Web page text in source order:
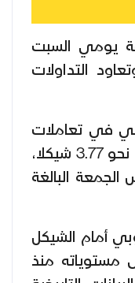
يومي السبت
التداولات
في تعاملات
الأسواق المحلية اليوم السبت، نحو 3.77 شيكلا،
البالغة
أمام الشيكل
مستوياته منذ